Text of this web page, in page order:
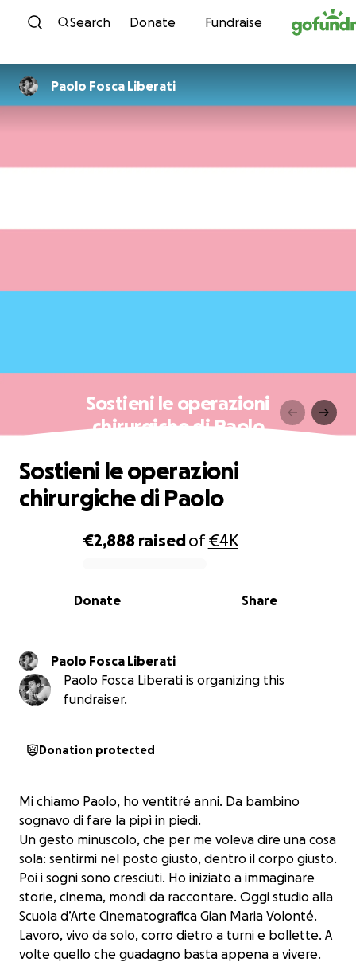
Skip to content
Search Donate Fundraise
Paolo Fosca Liberati
Sostieni le operazioni
chirurgiche di Paolo
0% complete
€2,888 raisedof€4K
Share
Donate
Sostieni le operazioni
chirurgiche di Paolo
Paolo Fosca Liberati
Paolo Fosca Liberati is organizing this
fundraiser.
Donation protected
Mi chiamo Paolo, ho ventitré anni. Da bambino
sognavo di fare la pipì in piedi.
Un gesto minuscolo, che per me voleva dire una cosa
sola: sentirmi nel posto giusto, dentro il corpo giusto.
Poi i sogni sono cresciuti. Ho iniziato a immaginare
storie, cinema, mondi da raccontare. Oggi studio alla
Scuola d’Arte Cinematografica Gian Maria Volonté.
Lavoro, vivo da solo, corro dietro a turni e bollette. A
volte quello che guadagno basta appena a vivere.